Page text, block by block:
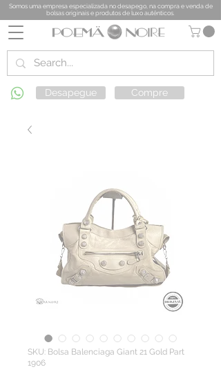
Somos uma empresa especializada no desapego, na compra e venda de
bolsas originais e produtos de luxo autênticos.
Desapegue Compre
SKU: Bolsa Balenciaga Giant 21 Gold Part
1906